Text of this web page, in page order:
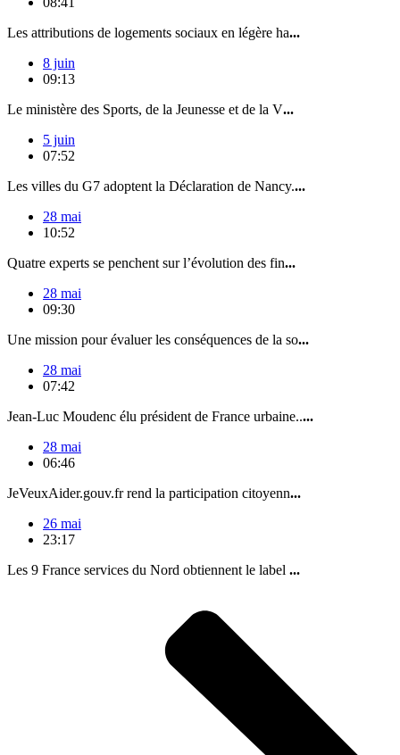
Les attributions de logements sociaux en légère ha...
8 juin
09:13
Le ministère des Sports, de la Jeunesse et de la V...
5 juin
07:52
Les villes du G7 adoptent la Déclaration de Nancy....
28 mai
10:52
Quatre experts se penchent sur l’évolution des fin...
28 mai
09:30
Une mission pour évaluer les conséquences de la so...
28 mai
07:42
Jean-Luc Moudenc élu président de France urbaine.....
28 mai
06:46
JeVeuxAider.gouv.fr rend la participation citoyenn...
26 mai
23:17
Les 9 France services du Nord obtiennent le label ...